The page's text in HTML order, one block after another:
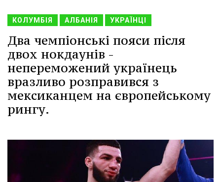
КОЛУМБІЯ АЛБАНІЯ УКРАЇНЦІ
Два чемпіонські пояси після
двох нокдаунів -
непереможений українець
вразливо розправився з
мексиканцем на європейському
рингу.